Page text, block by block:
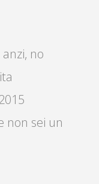
no
non sei un